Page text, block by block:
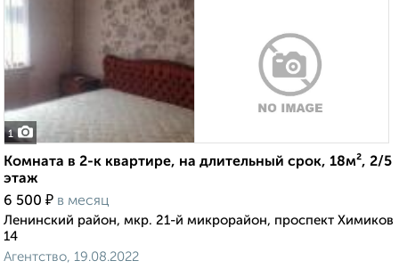
1
Комната в 2-к квартире, на длительный срок, 18м², 2/5
этаж
6 500 ₽ в месяц
Ленинский район, мкр. 21-й микрорайон, проспект Химиков
14
Агентство, 19.08.2022